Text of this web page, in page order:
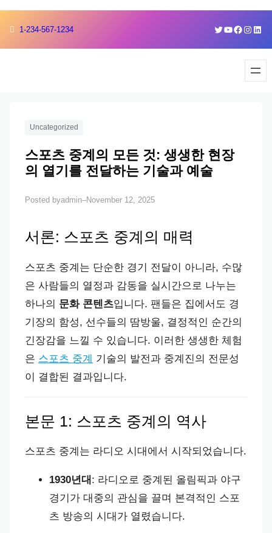
1-234-567-1234 Twitter
YouTube
Uncategorized
스포츠 중계의 모든 것: 생생한 현장
의 열기를 전달하는 기술과 예술
Posted byadmin–November 12, 2025
서론: 스포츠 중계의 매력
스포츠 중계는 단순한 경기 전달이 아니라, 수많
은 사람들의 열정과 감동을 실시간으로 나누는
하나의 문화 콘텐츠입니다. 팬들은 집에서도 경
기장의 함성, 선수들의 땀방울, 결정적인 순간의
긴장감을 느낄 수 있습니다. 이러한 생생한 체험
은 스포츠 중계 기술의 발전과 중계진의 전문성
이 결합된 결과입니다.
본문 1: 스포츠 중계의 역사
스포츠 중계는 라디오 시대에서 시작되었습니다.
1930년대 : 라디오로 중계된 올림픽과 야구
경기가 대중의 관심을 끌며 본격적인 스포
츠 방송의 시대가 열렸습니다.